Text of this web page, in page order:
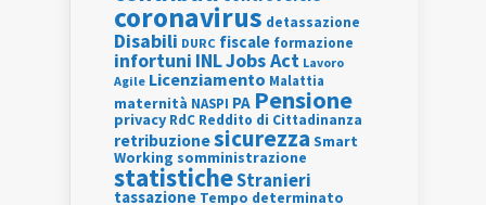
coronavirus detassazione
Disabili DURC fiscale formazione
infortuni INLJobs Act Lavoro
Agile Licenziamento Malattia
maternità NASPI PA Pensione
privacy RdC Reddito di Cittadinanza
retribuzionesicurezza Smart
Working somministrazione
statisticheStranieri
tassazione Tempo determinato